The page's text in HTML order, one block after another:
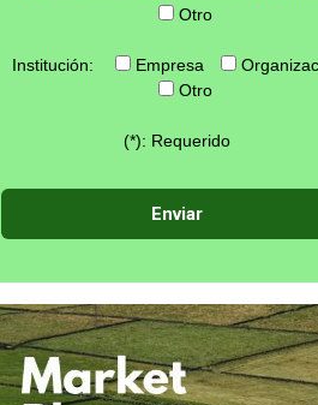
Otro
Institución: Empresa
Otro
(*): Requerido